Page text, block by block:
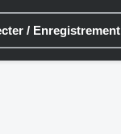
/ Enregistrement